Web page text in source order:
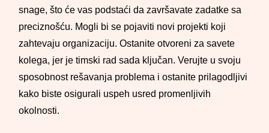
snage, što će vas podstaći da završavate zadatke sa
preciznošću. Mogli bi se pojaviti novi projekti koji
zahtevaju organizaciju. Ostanite otvoreni za savete
kolega, jer je timski rad sada ključan. Verujte u svoju
sposobnost rešavanja problema i ostanite prilagodljivi
kako biste osigurali uspeh usred promenljivih
okolnosti.